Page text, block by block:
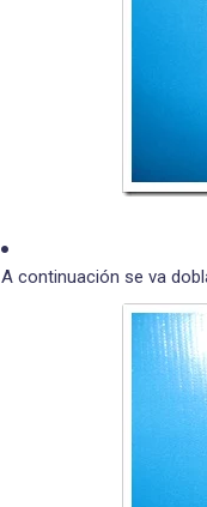
A continuación se va